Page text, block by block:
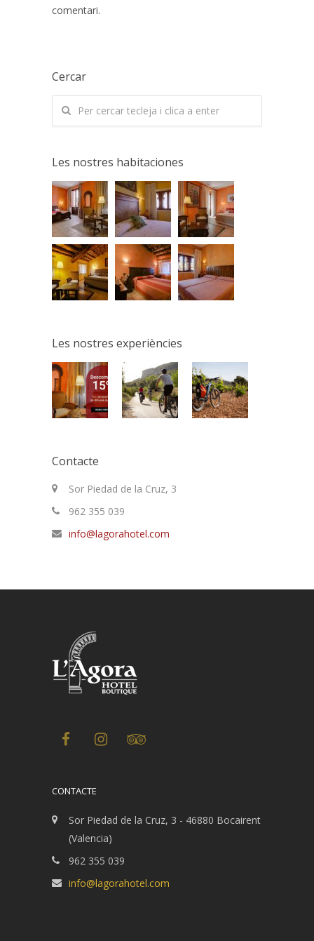
comentari.
Cercar
Les nostres habitaciones
Les nostres experiències
Contacte
Sor Piedad de la Cruz, 3
962 355 039
info@lagorahotel.com
CONTACTE
Sor Piedad de la Cruz, 3 - 46880 Bocairent
(Valencia)
962 355 039
info@lagorahotel.com